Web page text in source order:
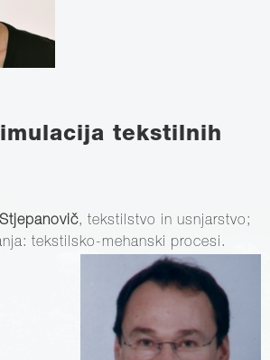
tekstilnih
, tekstilstvo in usnjarstvo;
tekstilsko-mehanski procesi.